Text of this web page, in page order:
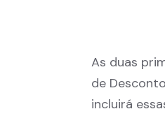
As duas
de
incluirá